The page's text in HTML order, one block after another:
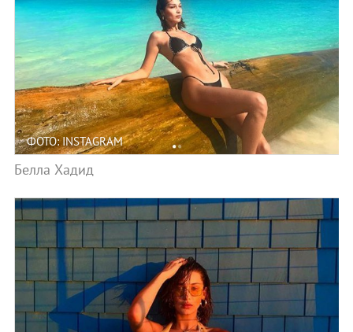
ФОТО: INSTAGRAM
Белла Хадид